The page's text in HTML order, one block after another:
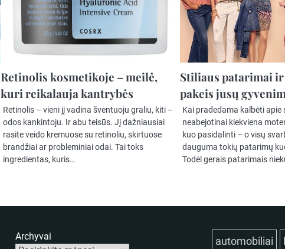
Retinolis kosmetikoje – meilė,
kuri reikalauja kantrybės
Retinolis – vieni jį vadina šventuoju graliu, kiti –
odos kankintoju. Ir abu teisūs. Jį dažniausiai
rasite veido kremuose su retinoliu, skirtuose
brandžiai ar probleminiai odai. Tai toks
ingredientas, kuris…
Stiliaus patarimai
pakeis jūsų
Kai pradedama kalbėti
neabejotinai kiekviena
kuo pasidalinti – o visų
dauguma tokių patarimų
Todėl gerais patarimais
Archyvai automobiliai